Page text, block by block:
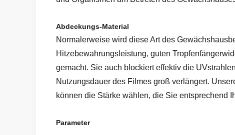
Abdeckungs-Material
Normalerweise wird diese Art des
Hitzebewahrungsleistung, guten
gemacht. Sie auch blockiert effektiv die
Nutzungsdauer des Filmes groß verlängert.
können die Stärke wählen, die Sie entsprechend
Parameter